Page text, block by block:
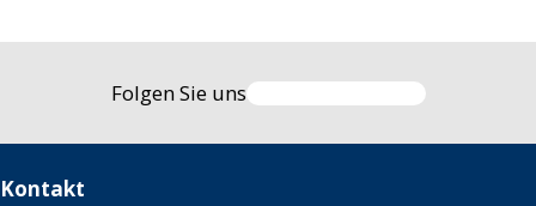
Folgen Sie uns
Kontakt